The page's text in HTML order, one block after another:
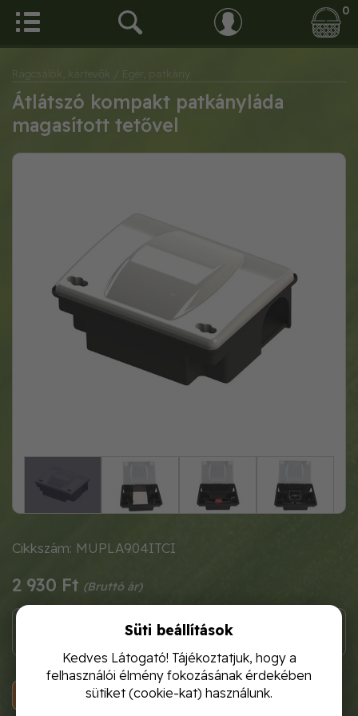
0
Rágcsálók, kártevők / Egér, patkány
Átlátszó kompakt patkányláda
magasított tetővel
Cikkszám: MUPLA904ITCI
2 930 Ft
KOSÁRBA
Süti beállítások
Kedves Látogató! Tájékoztatjuk, hogy a
felhasználói élmény fokozásának érdekében
sütiket (cookie-kat) használunk.